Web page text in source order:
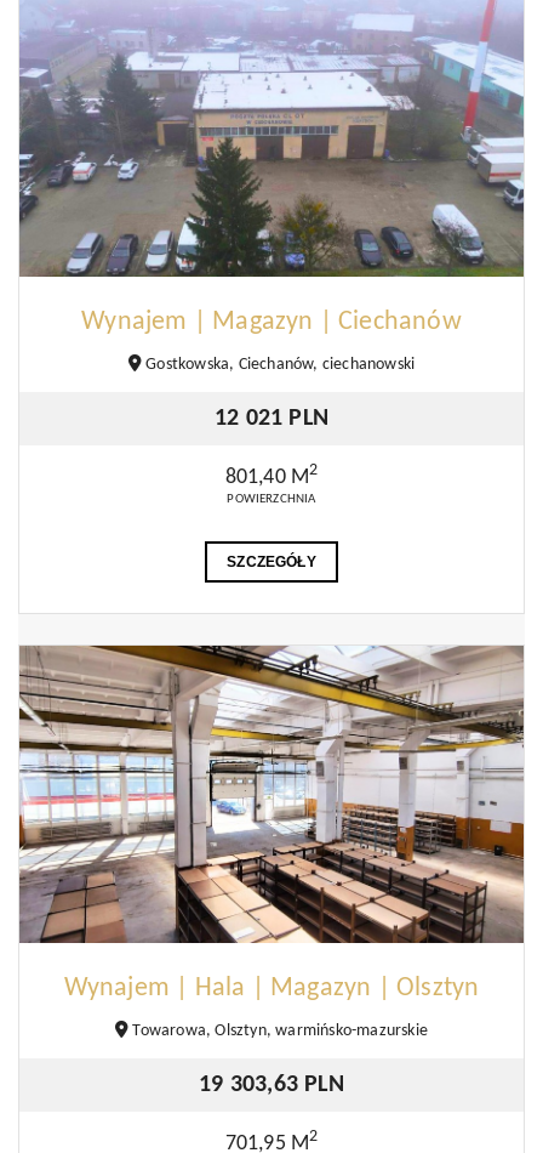
Wynajem | Magazyn | Ciechanów
Gostkowska, Ciechanów, ciechanowski
12 021 PLN
801,40 M2
POWIERZCHNIA
SZCZEGÓŁY
Wynajem | Hala | Magazyn | Olsztyn
Towarowa, Olsztyn, warmińsko-mazurskie
19 303,63 PLN
701,95 M2